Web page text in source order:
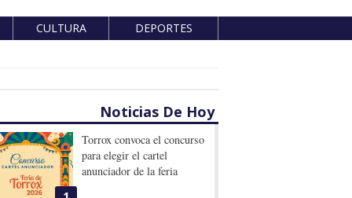
CULTURA DEPORTES
Noticias De Hoy
Torrox convoca el concurso
para elegir el cartel
anunciador de la feria